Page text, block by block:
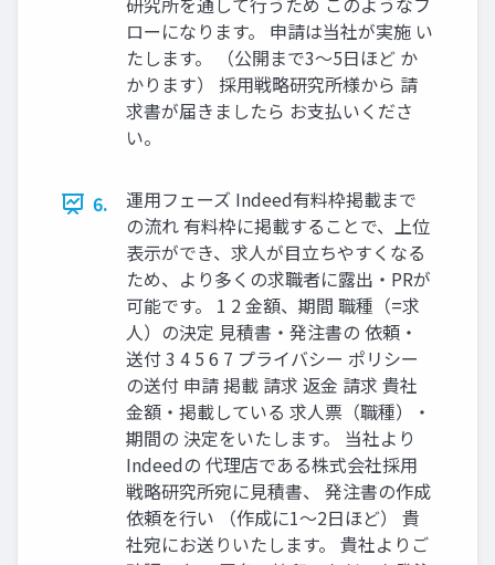
ローになります。 申請は当社が実施 い
たします。 （公開まで3〜5⽇ほど か
かります） 採⽤戦略研究所様から 請
求書が届きましたら お⽀払いくださ
い。
6.
運⽤フェーズ Indeed有料枠掲載まで
の流れ 有料枠に掲載することで、上位
表⽰ができ、求⼈が⽬⽴ちやすくなる
ため、より多くの求職者に露出‧PRが
可能です。 1 2 ⾦額、期間 職種（=求
⼈）の決定 ⾒積書‧発注書の 依頼‧
送付 3 4 5 6 7 プライバシー ポリシー
の送付 申請 掲載 請求 返⾦ 請求 貴社
⾦額‧掲載している 求⼈票（職種）‧
期間の 決定をいたします。 当社より
Indeedの 代理店である株式会社採⽤
戦略研究所宛に⾒積書、 発注書の作成
依頼を⾏い （作成に1〜2⽇ほど） 貴
社宛にお送りいたします。 貴社よりご